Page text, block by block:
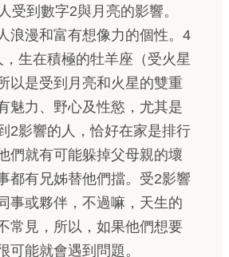
受到數字2與月亮的影響。
浪漫和富有想像力的個性。4
，生在積極的牡羊座（受火星
以是受到月亮和火星的雙重
魅力、野心及性慾，尤其是
2影響的人，恰好在家是排行
們就有可能躲掉父母親的壞
都有兄姊替他們擋。受2影響
事或夥伴，不過嘛，天生的
常見，所以，如果他們想要
可能就會遇到問題。